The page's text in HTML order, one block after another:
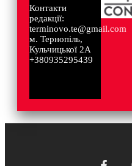
Контакти
редакції:
terminovo.te@gmail.com
м. Тернопіль,
Кульчицької 2А
+380935295439